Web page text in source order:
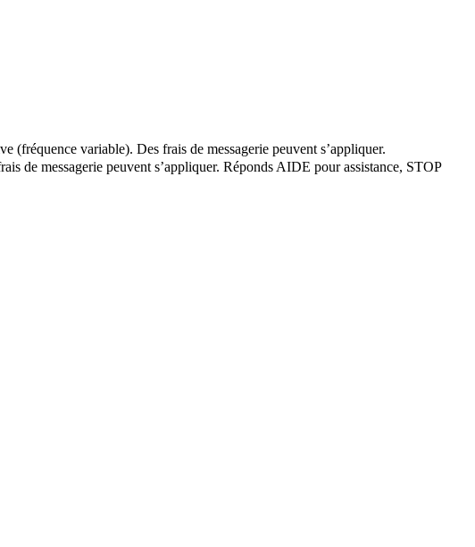
(fréquence variable). Des frais de messagerie peuvent s’appliquer.
de messagerie peuvent s’appliquer. Réponds AIDE pour assistance, STOP